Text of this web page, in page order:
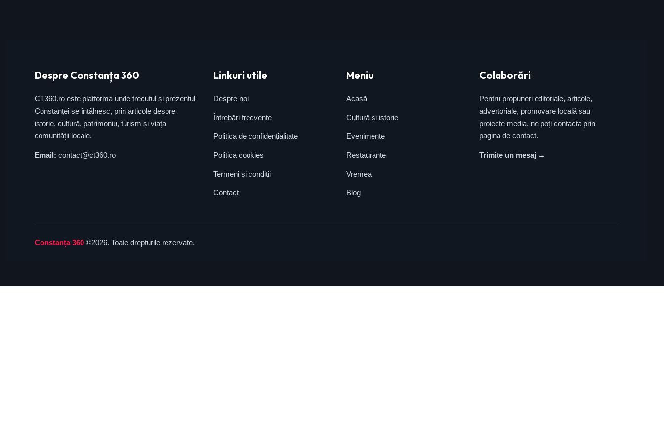
Despre Constanța 360
CT360.ro este platforma unde trecutul și prezentul
Constanței se întâlnesc, prin articole despre
istorie, cultură, patrimoniu, turism și viața
comunității locale.
Email: contact@ct360.ro
Linkuri utile
Despre noi
Întrebări frecvente
Politica de confidențialitate
Politica cookies
Termeni și condiții
Contact
Meniu
Acasă
Cultură și istorie
Evenimente
Restaurante
Vremea
Blog
Colaborări
Pentru propuneri editoriale, articole,
advertoriale, promovare locală sau
proiecte media, ne poți contacta prin
pagina de contact.
Trimite un mesaj →
Constanța 360 ©2026. Toate drepturile rezervate.